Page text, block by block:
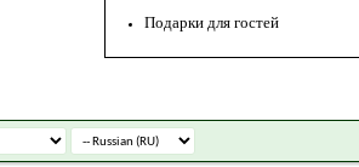
Подарки для гостей